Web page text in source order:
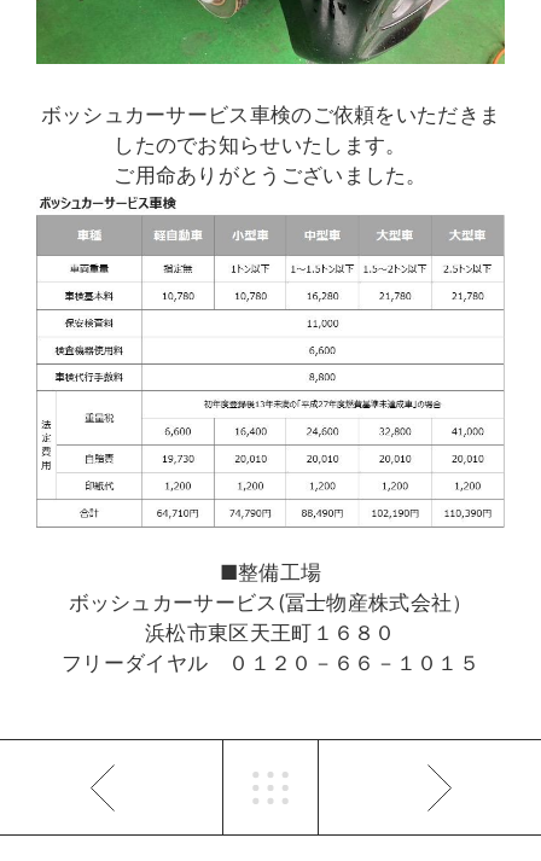
ボッシュカーサービス車検のご依頼をいただきま
したのでお知らせいたします。
ご用命ありがとうございました。
■整備工場
ボッシュカーサービス(冨士物産株式会社）
浜松市東区天王町１６８０
フリーダイヤル ０１２０－６６－１０１５